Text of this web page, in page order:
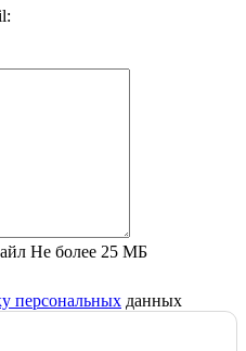
Не более 25 МБ
персональных данных